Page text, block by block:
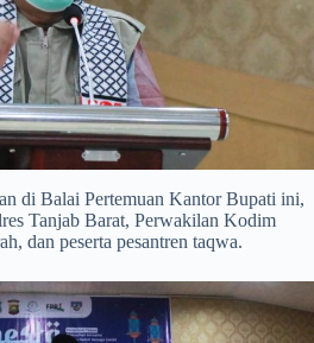
di Balai Pertemuan Kantor Bupati ini,
Tanjab Barat, Perwakilan Kodim
dan peserta pesantren taqwa.